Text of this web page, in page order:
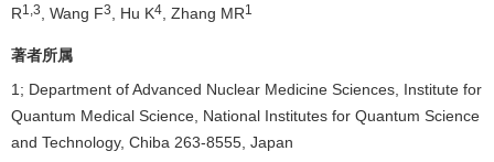
R1,3 , Wang F3 , Hu K4 , Zhang MR1
著者所属
1; Department of Advanced Nuclear Medicine Sciences, Institute for
Quantum Medical Science, National Institutes for Quantum Science
and Technology, Chiba 263-8555, Japan